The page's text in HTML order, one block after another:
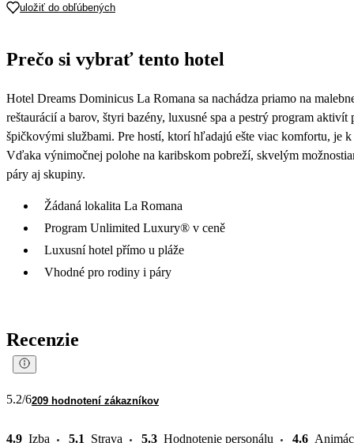
uložiť do obľúbených
Prečo si vybrať tento hotel
Hotel Dreams Dominicus La Romana sa nachádza priamo na
reštaurácií a barov, štyri bazény, luxusné spa a pestrý program
špičkovými službami. Pre hostí, ktorí hľadajú ešte viac komfortu, je
Vďaka výnimočnej polohe na karibskom pobreží, skvelým
páry aj skupiny.
Žádaná lokalita La Romana
Program Unlimited Luxury® v ceně
Luxusní hotel přímo u pláže
Vhodné pro rodiny i páry
Recenzie
5.2/6209 hodnotení zákazníkov
4.9 Izba 5.1 Strava 5.3 Hodnotenie personálu 4.6